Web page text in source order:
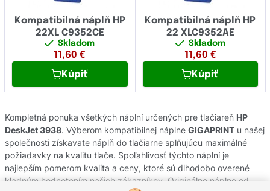
Kompatibilná náplň HP
22XL C9352CE
Skladom
11,60 €
Kúpiť
Kompatibilná náplň HP
22 XLC9352AE
Skladom
11,60 €
Kúpiť
Kompletná ponuka všetkých náplní určených pre tlačiareň HP
DeskJet 3938. Výberom kompatibilnej náplne GIGAPRINT u našej
společnosti získavate náplň do tlačiarne splňujúcu maximálné
požiadavky na kvalitu tlače. Spoľahlivosť týchto náplní je
najlepším pomerom kvalita a ceny, ktoré sú dlhodobo overené
kladným hodnotením našich zákazníkov. Originálne náplne od